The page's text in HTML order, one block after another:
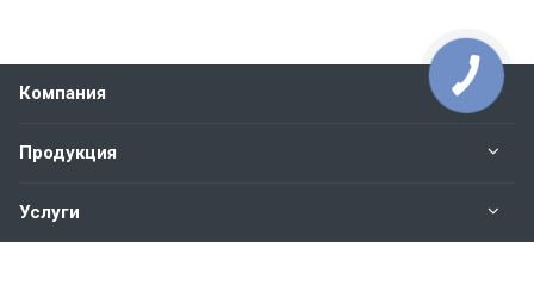
Компания
Продукция
Услуги